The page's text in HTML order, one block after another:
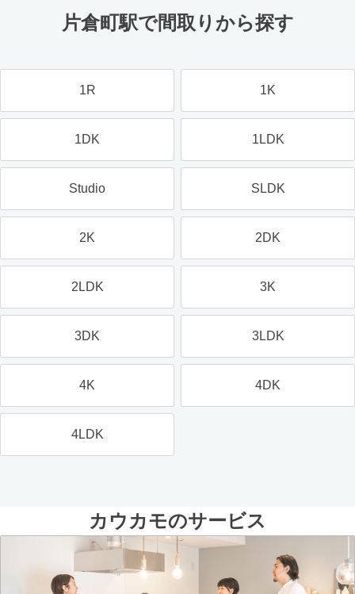
片倉町駅で間取りから探す
1R 1K
1DK 1LDK
Studio SLDK
2K 2DK
2LDK 3K
3DK 3LDK
4K 4DK
4LDK
カウカモのサービス